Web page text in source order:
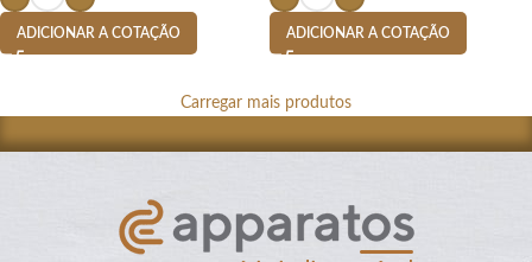
ADICIONAR A COTAÇÃO ADICIONAR A COTAÇÃO
Carregar mais produtos